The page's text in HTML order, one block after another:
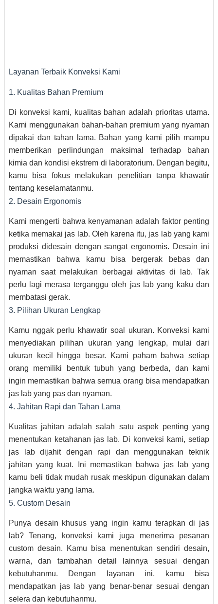
Layanan Terbaik Konveksi Kami
1. Kualitas Bahan Premium
Di konveksi kami, kualitas bahan adalah prioritas utama.
Kami menggunakan bahan-bahan premium yang nyaman
dipakai dan tahan lama. Bahan yang kami pilih mampu
memberikan perlindungan maksimal terhadap bahan
kimia dan kondisi ekstrem di laboratorium. Dengan begitu,
kamu bisa fokus melakukan penelitian tanpa khawatir
tentang keselamatanmu.
2. Desain Ergonomis
Kami mengerti bahwa kenyamanan adalah faktor penting
ketika memakai jas lab. Oleh karena itu, jas lab yang kami
produksi didesain dengan sangat ergonomis. Desain ini
memastikan bahwa kamu bisa bergerak bebas dan
nyaman saat melakukan berbagai aktivitas di lab. Tak
perlu lagi merasa terganggu oleh jas lab yang kaku dan
membatasi gerak.
3. Pilihan Ukuran Lengkap
Kamu nggak perlu khawatir soal ukuran. Konveksi kami
menyediakan pilihan ukuran yang lengkap, mulai dari
ukuran kecil hingga besar. Kami paham bahwa setiap
orang memiliki bentuk tubuh yang berbeda, dan kami
ingin memastikan bahwa semua orang bisa mendapatkan
jas lab yang pas dan nyaman.
4. Jahitan Rapi dan Tahan Lama
Kualitas jahitan adalah salah satu aspek penting yang
menentukan ketahanan jas lab. Di konveksi kami, setiap
jas lab dijahit dengan rapi dan menggunakan teknik
jahitan yang kuat. Ini memastikan bahwa jas lab yang
kamu beli tidak mudah rusak meskipun digunakan dalam
jangka waktu yang lama.
5. Custom Desain
Punya desain khusus yang ingin kamu terapkan di jas
lab? Tenang, konveksi kami juga menerima pesanan
custom desain. Kamu bisa menentukan sendiri desain,
warna, dan tambahan detail lainnya sesuai dengan
kebutuhanmu. Dengan layanan ini, kamu bisa
mendapatkan jas lab yang benar-benar sesuai dengan
selera dan kebutuhanmu.